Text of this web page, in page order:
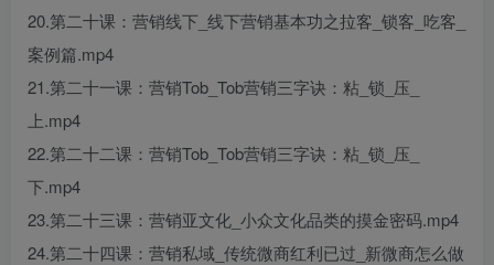
20.第二十课：营销线下_线下营销基本功之拉客_锁客_吃客_
案例篇.mp4
21.第二十一课：营销Tob_Tob营销三字诀：粘_锁_压_
上.mp4
22.第二十二课：营销Tob_Tob营销三字诀：粘_锁_压_
下.mp4
23.第二十三课：营销亚文化_小众文化品类的摸金密码.mp4
24.第二十四课：营销私域_传统微商红利已过_新微商怎么做